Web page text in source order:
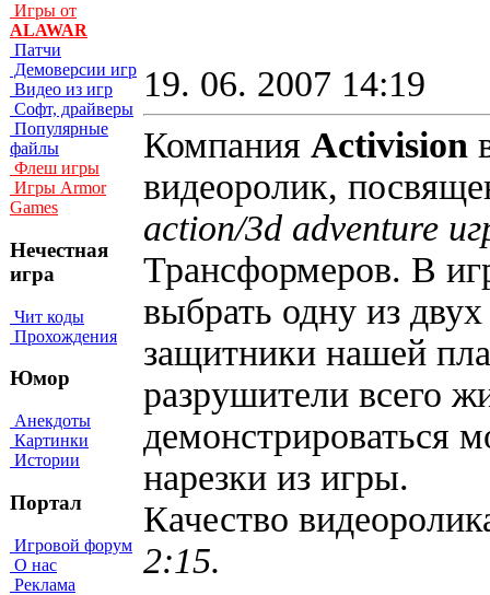
Игры от
ALAWAR
Патчи
Демоверсии игр
Видео из игр
Софт, драйверы
Популярные
файлы
Флеш игры
Игры Armor
Games
Нечестная
игра
Чит коды
Прохождения
Юмор
Анекдоты
Картинки
Истории
Портал
Игровой форум
О нас
Реклама
19. 06. 2007 14:19
Компания Activision
видеоролик,
action/3d adventure
Трансформеров. В
выбрать одну из
защитники нашей
разрушители всего
демонстрироваться
нарезки из игры.
Качество
2:15.